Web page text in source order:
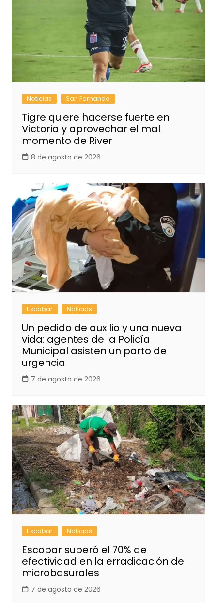
Noticias San Fernando
Tigre quiere hacerse fuerte en
Victoria y aprovechar el mal
momento de River
8 de agosto de 2026
Escobar Noticias
Un pedido de auxilio y una nueva
vida: agentes de la Policía
Municipal asisten un parto de
urgencia
7 de agosto de 2026
Escobar Noticias
Escobar superó el 70% de
efectividad en la erradicación de
microbasurales
7 de agosto de 2026